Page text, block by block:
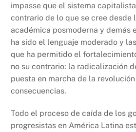
impasse que el sistema
contrario de lo que se cree
académica posmoderna y demás
ha sido el lenguaje moderado y
que ha permitido el
no su contrario: la radicalización
puesta en marcha de la
consecuencias.
Todo el proceso de caída de los
progresistas en América Latina